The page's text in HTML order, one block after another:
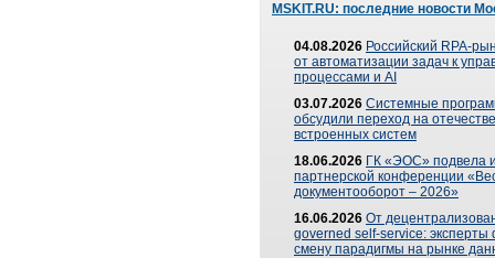
MSKIT.RU: последние новости
04.08.2026 Российский RPA-
от автоматизации задач к
процессами и AI
03.07.2026 Системные
обсудили переход на
встроенных систем
18.06.2026 ГК «ЭОС» подвела
партнерской конференции
документооборот – 2026»
16.06.2026 От
governed self-service: эксперты
смену парадигмы на рынке